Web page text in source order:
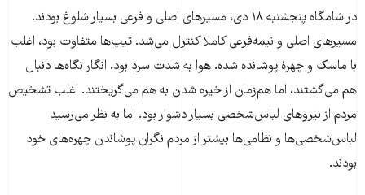
در شامگاه پنجشنبه ۱۸ دی، مسیرهای اصلی و فرعی بسیار شلوغ بودند.
مسیرهای اصلی و نیمه‌فرعی کاملا کنترل می‌شد. تیپ‌ها متفاوت بود، اغلب
با ماسک و چهرۀ پوشانده شده. هوا به شدت سرد بود. انگار نگاه‌ها دنبال
هم می‌گشتند، اما هم‌زمان از خیره شدن به هم می‌گریختند. اغلب تشخیص
مردم از نیروهای لباس‌شخصی بسیار دشوار بود. اما به نظر می‌رسید
لباس‌شخصی‌ها و نظامی‌ها بیشتر از مردم نگران پوشاندن چهره‌های خود
بودند.